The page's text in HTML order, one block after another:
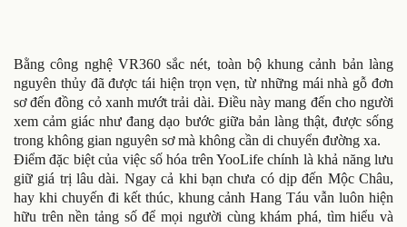
Bằng công nghệ VR360 sắc nét, toàn bộ khung cảnh bản làng
nguyên thủy đã được tái hiện trọn vẹn, từ những mái nhà gỗ đơn
sơ đến đồng cỏ xanh mướt trải dài. Điều này mang đến cho người
xem cảm giác như đang dạo bước giữa bản làng thật, được sống
trong không gian nguyên sơ mà không cần di chuyển đường xa.
Điểm đặc biệt của việc số hóa trên YooLife chính là khả năng lưu
giữ giá trị lâu dài. Ngay cả khi bạn chưa có dịp đến Mộc Châu,
hay khi chuyến đi kết thúc, khung cảnh Hang Táu vẫn luôn hiện
hữu trên nền tảng số để mọi người cùng khám phá, tìm hiểu và